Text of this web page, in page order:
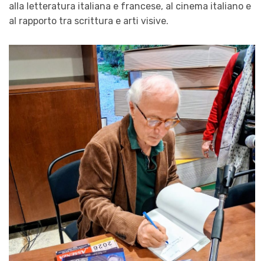
alla letteratura italiana e francese, al cinema italiano e
al rapporto tra scrittura e arti visive.